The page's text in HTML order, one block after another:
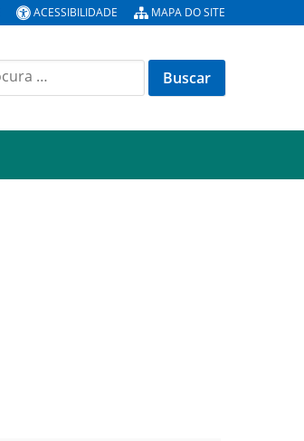
ACESSIBILIDADE MAPA DO SITE